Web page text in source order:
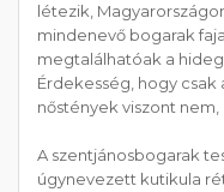
létezik,
mindenevő bogarak
megtalálhatóak a
Érdekesség, hogy csak
nőstények viszont nem,
A szentjánosbogarak
úgynevezett kutikula